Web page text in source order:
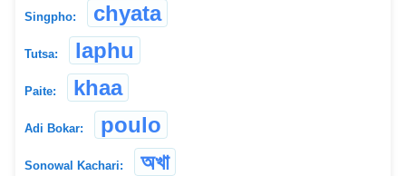
Singpho: chyata
Tutsa: laphu
Paite: khaa
Adi Bokar: poulo
Sonowal Kachari: অখা